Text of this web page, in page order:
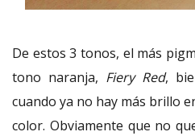
De estos 3 tonos, el más
tono naranja, Fiery Red,
cuando ya no hay más brillo
color. Obviamente que no